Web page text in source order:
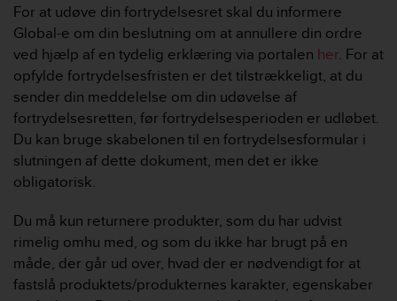
For at udøve din fortrydelsesret skal du informere
Global-e om din beslutning om at annullere din ordre
ved hjælp af en tydelig erklæring via portalen her. For at
opfylde fortrydelsesfristen er det tilstrækkeligt, at du
sender din meddelelse om din udøvelse af
fortrydelsesretten, før fortrydelsesperioden er udløbet.
Du kan bruge skabelonen til en fortrydelsesformular i
slutningen af dette dokument, men det er ikke
obligatorisk.
Du må kun returnere produkter, som du har udvist
rimelig omhu med, og som du ikke har brugt på en
måde, der går ud over, hvad der er nødvendigt for at
fastslå produktets/produkternes karakter, egenskaber